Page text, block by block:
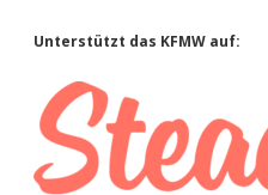
Sidebar
Unterstützt das KFMW auf: